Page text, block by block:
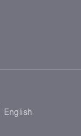
English